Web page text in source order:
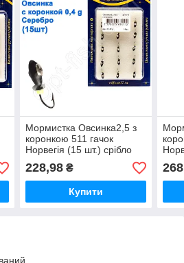
Мормистка Овсинка2,5 з
коронкою 511 гачок
Норвегія (15 шт.) срібло
228,98₴
Купити